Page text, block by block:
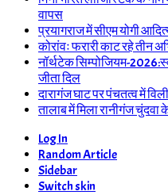
वापस
प्रयागराज में सीएम योगी
कोरांवः फरारी काट रहे तीन
नॉर्थटेक सिम्पोजियम-
जीता दिल
दारागंज घाट पर पंचतत्व में
तालाब में मिला रानीगंज चुंदवा
Log In
Random Article
Sidebar
Switch skin